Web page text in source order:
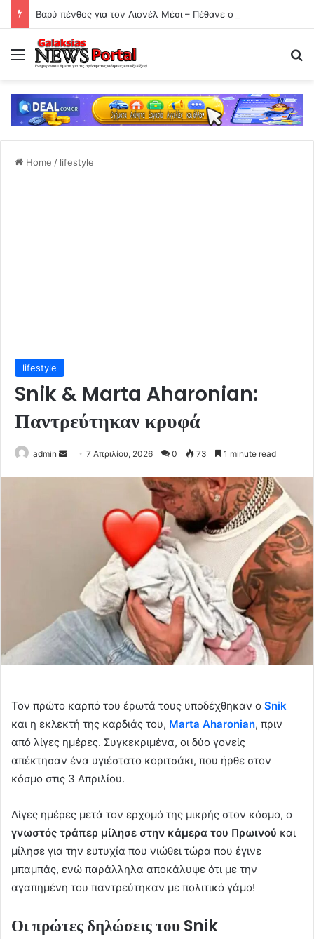
Menu
Home / lifestyle
lifestyle
Snik & Marta Aharonian:
Παντρεύτηκαν κρυφά
admin
Send7 Απριλίου, 2026 0 73 1 minute read
Τον πρώτο καρπό του έρωτά τους υποδέχθηκαν ο Snik
και η εκλεκτή της καρδιάς του, Marta Aharonian, πριν
από λίγες ημέρες. Συγκεκριμένα, οι δύο γονείς
απέκτησαν ένα υγιέστατο κοριτσάκι, που ήρθε στον
κόσμο στις 3 Απριλίου.
Λίγες ημέρες μετά τον ερχομό της μικρής στον κόσμο, ο
γνωστός τράπερ μίλησε στην κάμερα του Πρωινού και
μίλησε για την ευτυχία που νιώθει τώρα που έγινε
μπαμπάς, ενώ παράλληλα αποκάλυψε ότι με την
αγαπημένη του παντρεύτηκαν με πολιτικό γάμο!
Οι πρώτες δηλώσεις του Snik